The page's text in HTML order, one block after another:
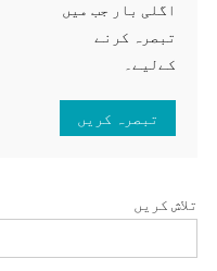
اگلی بار جب میں
تبصرہ کرنے
کےلیے۔
تلاش کریں